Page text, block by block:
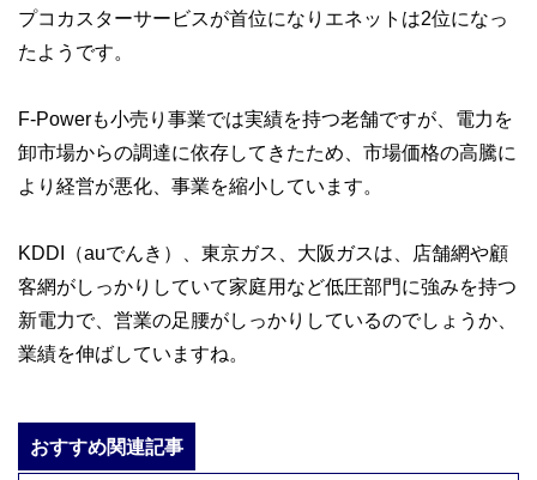
プコカスターサービスが首位になりエネットは2位になっ
たようです。
F-Powerも小売り事業では実績を持つ老舗ですが、電力を
卸市場からの調達に依存してきたため、市場価格の高騰に
より経営が悪化、事業を縮小しています。
KDDI（auでんき）、東京ガス、大阪ガスは、店舗網や顧
客網がしっかりしていて家庭用など低圧部門に強みを持つ
新電力で、営業の足腰がしっかりしているのでしょうか、
業績を伸ばしていますね。
おすすめ関連記事